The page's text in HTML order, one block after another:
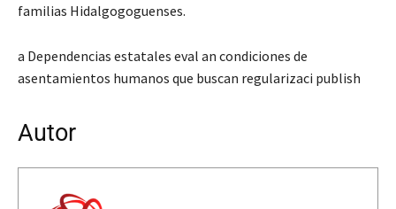
familias Hidalgogoguenses.
a Dependencias estatales eval an condiciones de
asentamientos humanos que buscan regularizaci publish
Autor